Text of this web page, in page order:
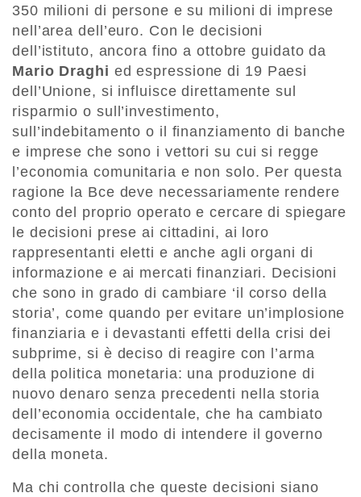
350 milioni di persone e su milioni di imprese
nell’area dell’euro. Con le decisioni
dell’istituto, ancora fino a ottobre guidato da
Mario Draghi ed espressione di 19 Paesi
dell’Unione, si influisce direttamente sul
risparmio o sull’investimento,
sull’indebitamento o il finanziamento di banche
e imprese che sono i vettori su cui si regge
l’economia comunitaria e non solo. Per questa
ragione la Bce deve necessariamente rendere
conto del proprio operato e cercare di spiegare
le decisioni prese ai cittadini, ai loro
rappresentanti eletti e anche agli organi di
informazione e ai mercati finanziari. Decisioni
che sono in grado di cambiare ‘il corso della
storia’, come quando per evitare un’implosione
finanziaria e i devastanti effetti della crisi dei
subprime, si è deciso di reagire con l’arma
della politica monetaria: una produzione di
nuovo denaro senza precedenti nella storia
dell’economia occidentale, che ha cambiato
decisamente il modo di intendere il governo
della moneta.
Ma chi controlla che queste decisioni siano